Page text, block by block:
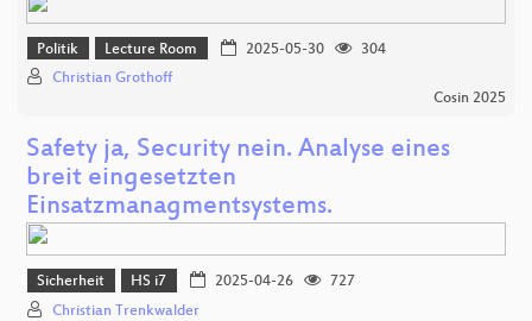
Politik Lecture Room 2025-05-30
304
Christian Grothoff
Cosin 2025
Safety ja, Security nein. Analyse eines
breit eingesetzten
Einsatzmanagmentsystems.
Sicherheit HS i7 2025-04-26
727
Christian Trenkwalder